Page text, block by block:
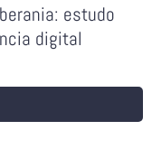
estudo
digital